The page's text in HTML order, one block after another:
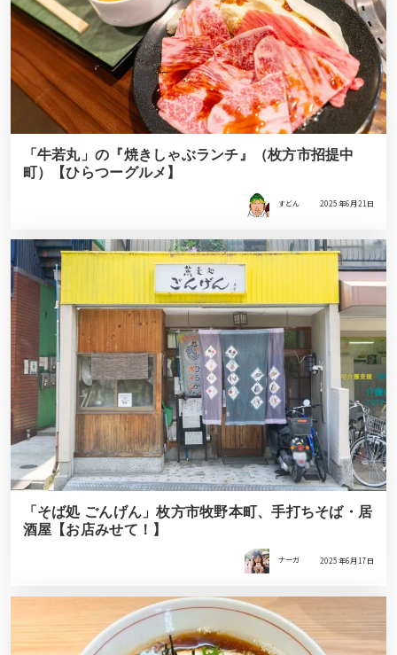
「牛若丸」の『焼きしゃぶランチ』（枚方市招提中
町）【ひらつーグルメ】
すどん 2025年6月21日
「そば処 ごんげん」枚方市牧野本町、手打ちそば・居
酒屋【お店みせて！】
ナーガ 2025年6月17日